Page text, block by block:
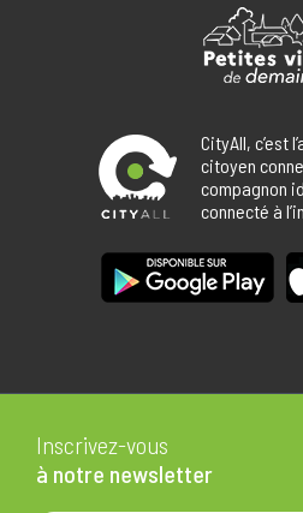
CityAll, c’est
citoyen
compagnon
connecté à
Inscrivez-vous
à notre newsletter